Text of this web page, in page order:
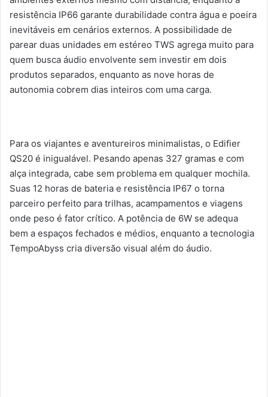
resistência IP66 garante durabilidade contra água e poeira
inevitáveis em cenários externos. A possibilidade de
parear duas unidades em estéreo TWS agrega muito para
quem busca áudio envolvente sem investir em dois
produtos separados, enquanto as nove horas de
autonomia cobrem dias inteiros com uma carga.
Para os viajantes e aventureiros minimalistas, o Edifier
QS20 é inigualável. Pesando apenas 327 gramas e com
alça integrada, cabe sem problema em qualquer mochila.
Suas 12 horas de bateria e resistência IP67 o torna
parceiro perfeito para trilhas, acampamentos e viagens
onde peso é fator crítico. A potência de 6W se adequa
bem a espaços fechados e médios, enquanto a tecnologia
TempoAbyss cria diversão visual além do áudio.